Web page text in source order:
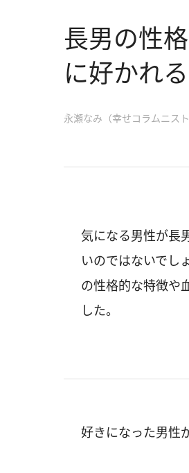
長男の性
に好かれ
永瀬なみ（幸せコラムニス
気になる男性が長
いのではないでし
の性格的な特徴や
した。
好きになった男性